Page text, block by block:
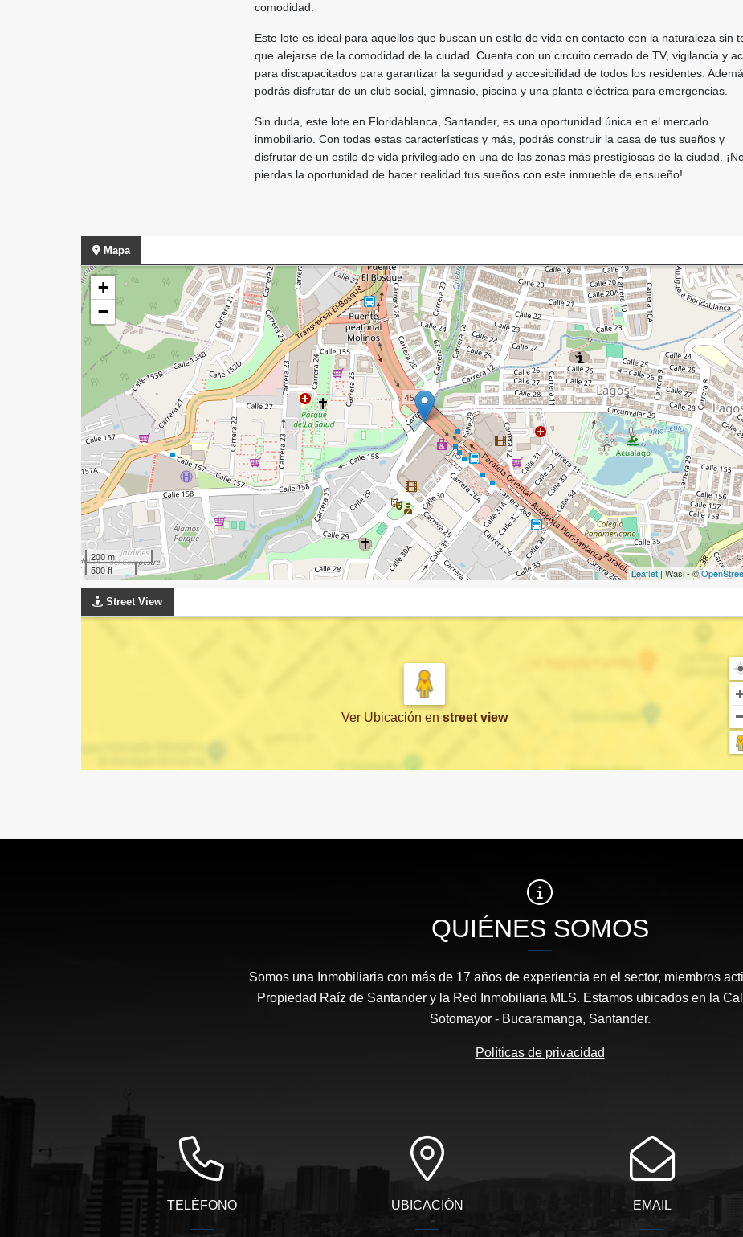
comodidad.
Este lote es ideal para aquellos que buscan un estilo de vida en contacto con la naturaleza sin
que alejarse de la comodidad de la ciudad. Cuenta con un circuito cerrado de TV, vigilancia y
para discapacitados para garantizar la seguridad y accesibilidad de todos los residentes.
podrás disfrutar de un club social, gimnasio, piscina y una planta eléctrica para emergencias.
Sin duda, este lote en Floridablanca, Santander, es una oportunidad única en el mercado
inmobiliario. Con todas estas características y más, podrás construir la casa de tus sueños y
disfrutar de un estilo de vida privilegiado en una de las zonas más prestigiosas de la ciudad.
pierdas la oportunidad de hacer realidad tus sueños con este inmueble de ensueño!
Mapa
+
−
200 m
500 ft
Leaflet | Wasi - ©
Street View
Ver Ubicación en street view
QUIÉNES SOMOS
Somos una Inmobiliaria con más de 17 años de experiencia en el sector, miembros
Propiedad Raíz de Santander y la Red Inmobiliaria MLS. Estamos ubicados en la
Sotomayor - Bucaramanga, Santander.
Políticas de privacidad
TELÉFONO UBICACIÓN EMAIL